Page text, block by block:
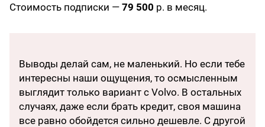
Стоимость подписки — 79 500 р. в месяц.
Выводы делай сам, не маленький. Но если тебе
интересны наши ощущения, то осмысленным
выглядит только вариант с Volvo. В остальных
случаях, даже если брать кредит, своя машина
все равно обойдется сильно дешевле. С другой